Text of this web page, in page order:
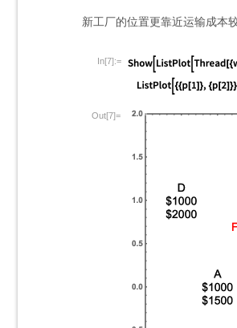
新工厂的位置更靠近运输成本
In[7]:=
Out[7]=